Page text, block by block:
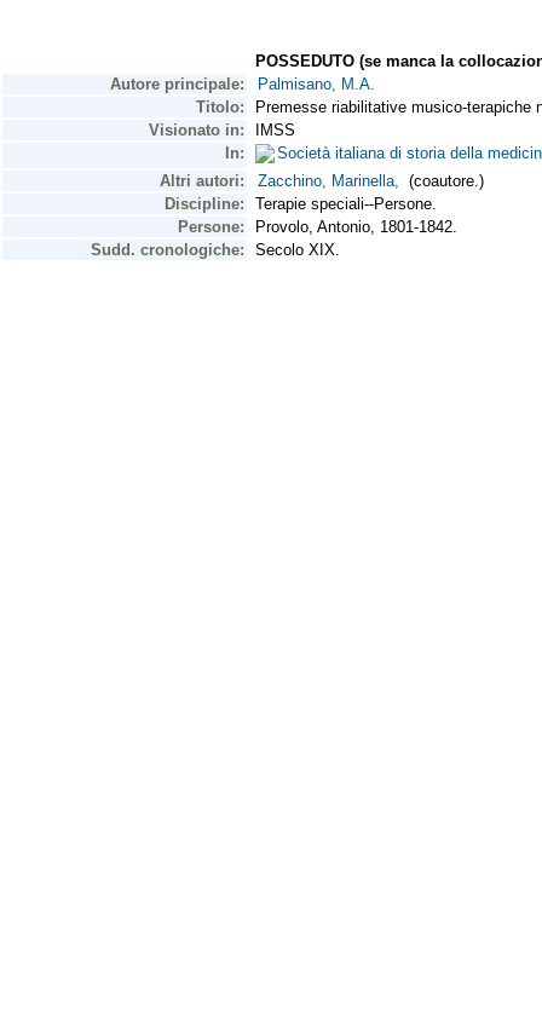
POSSEDUTO (se manca la
Autore principale:
Palmisano, M.A.
Titolo:
Premesse riabilitative musico-
Visionato in:
IMSS
In:
Società italiana di storia della
Altri autori:
Zacchino, Marinella, (coautore.)
Discipline:
Terapie speciali--Persone.
Persone:
Provolo, Antonio, 1801-1842.
Sudd. cronologiche:
Secolo XIX.